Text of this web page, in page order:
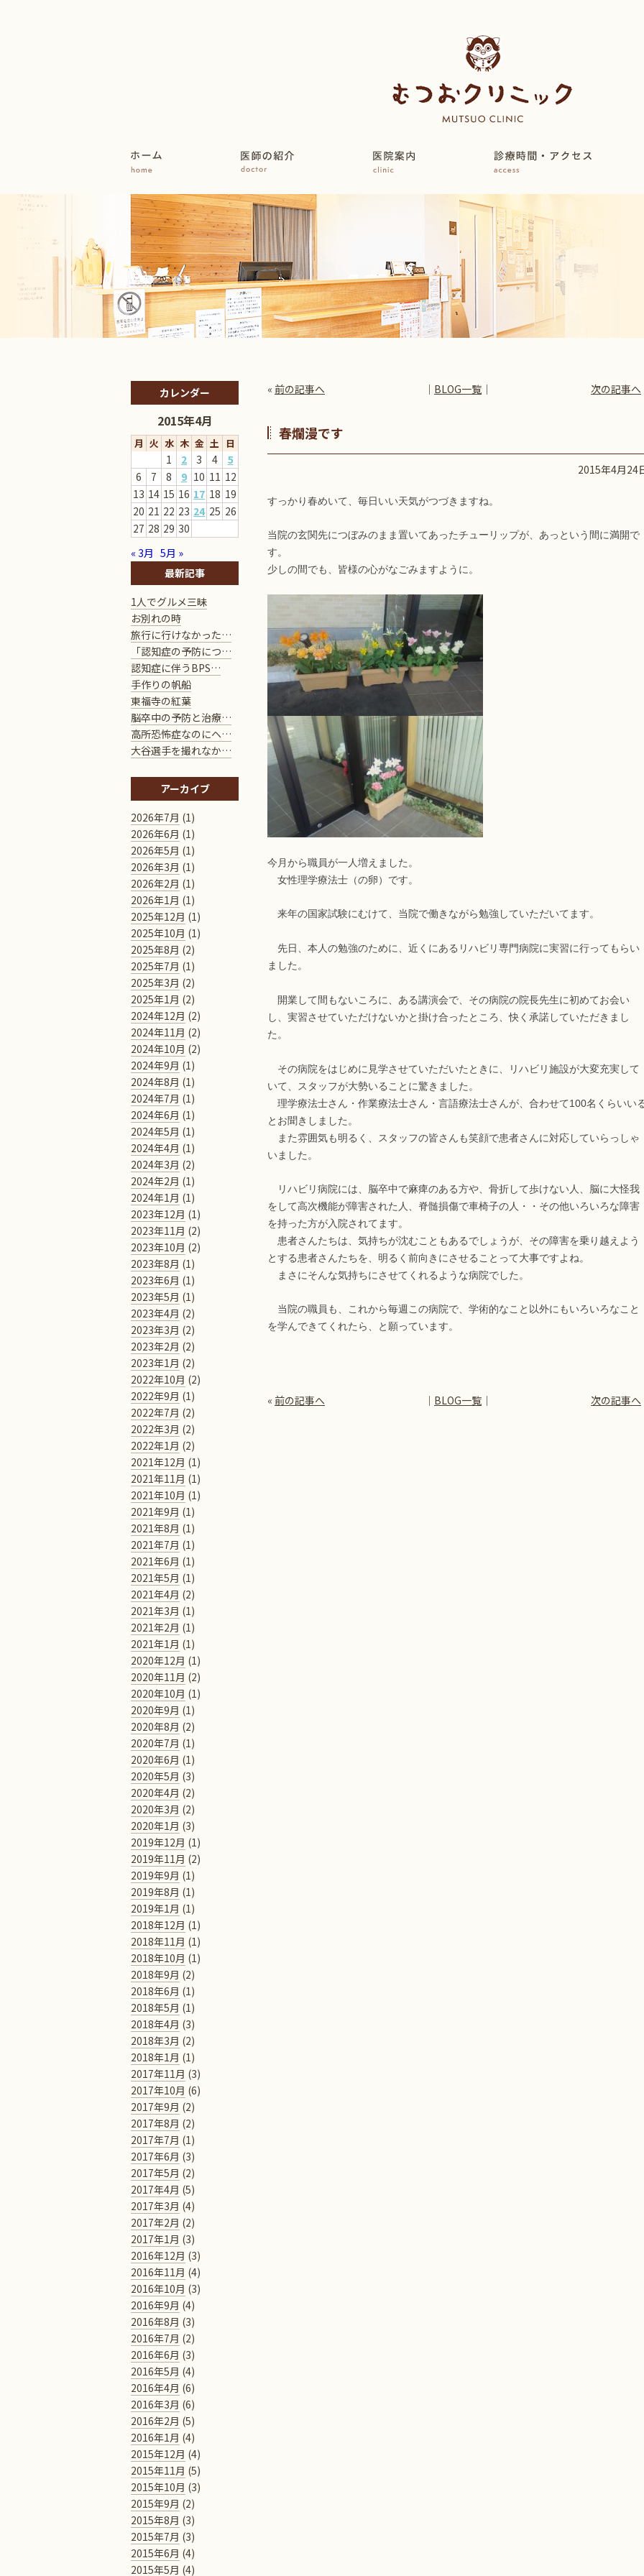
« 前の記事へ │ BLOG一覧 │ 次の記事へ
春爛漫です
2015年4月24
すっかり春めいて、毎日いい天気がつづきますね。
当院の玄関先につぼみのまま置いてあったチューリップが、あっという間に満開で
す。
少しの間でも、皆様の心がなごみますように。
今月から職員が一人増えました。
女性理学療法士（の卵）です。
来年の国家試験にむけて、当院で働きながら勉強していただいてます。
先日、本人の勉強のために、近くにあるリハビリ専門病院に実習に行ってもらい
ました。
開業して間もないころに、ある講演会で、その病院の院長先生に初めてお会い
し、実習させていただけないかと掛け合ったところ、快く承諾していただきまし
た。
その病院をはじめに見学させていただいたときに、リハビリ施設が大変充実して
いて、スタッフが大勢いることに驚きました。
理学療法士さん・作業療法士さん・言語療法士さんが、合わせて100名くらいい
とお聞きしました。
また雰囲気も明るく、スタッフの皆さんも笑顔で患者さんに対応していらっしゃ
いました。
リハビリ病院には、脳卒中で麻痺のある方や、骨折して歩けない人、脳に大怪我
をして高次機能が障害された人、脊髄損傷で車椅子の人・・その他いろいろな障害
を持った方が入院されてます。
患者さんたちは、気持ちが沈むこともあるでしょうが、その障害を乗り越えよう
とする患者さんたちを、明るく前向きにさせることって大事ですよね。
まさにそんな気持ちにさせてくれるような病院でした。
当院の職員も、これから毎週この病院で、学術的なこと以外にもいろいろなこと
を学んできてくれたら、と願っています。
« 前の記事へ │ BLOG一覧 │ 次の記事へ
カレンダー
2015年4月
月 火 水 木 金 土 日
1 2 3 4
5
6
7 8 9 10 11 12
13 14 15 16 17 18 19
20 21 22 23 24 25 26
27 28 29 30
« 3月 5月 »
最新記事
1人でグルメ三昧
お別れの時
旅行に行けなかった…
「認知症の予防につ…
認知症に伴うBPS…
手作りの帆船
東福寺の紅葉
脳卒中の予防と治療…
高所恐怖症なのにヘ…
大谷選手を撮れなか…
アーカイブ
2026年7月 (1)
2026年6月 (1)
2026年5月 (1)
2026年3月 (1)
2026年2月 (1)
2026年1月 (1)
2025年12月 (1)
2025年10月 (1)
2025年8月 (2)
2025年7月 (1)
2025年3月 (2)
2025年1月 (2)
2024年12月 (2)
2024年11月 (2)
2024年10月 (2)
2024年9月 (1)
2024年8月 (1)
2024年7月 (1)
2024年6月 (1)
2024年5月 (1)
2024年4月 (1)
2024年3月 (2)
2024年2月 (1)
2024年1月 (1)
2023年12月 (1)
2023年11月 (2)
2023年10月 (2)
2023年8月 (1)
2023年6月 (1)
2023年5月 (1)
2023年4月 (2)
2023年3月 (2)
2023年2月 (2)
2023年1月 (2)
2022年10月 (2)
2022年9月 (1)
2022年7月 (2)
2022年3月 (2)
2022年1月 (2)
2021年12月 (1)
2021年11月 (1)
2021年10月 (1)
2021年9月 (1)
2021年8月 (1)
2021年7月 (1)
2021年6月 (1)
2021年5月 (1)
2021年4月 (2)
2021年3月 (1)
2021年2月 (1)
2021年1月 (1)
2020年12月 (1)
2020年11月 (2)
2020年10月 (1)
2020年9月 (1)
2020年8月 (2)
2020年7月 (1)
2020年6月 (1)
2020年5月 (3)
2020年4月 (2)
2020年3月 (2)
2020年1月 (3)
2019年12月 (1)
2019年11月 (2)
2019年9月 (1)
2019年8月 (1)
2019年1月 (1)
2018年12月 (1)
2018年11月 (1)
2018年10月 (1)
2018年9月 (2)
2018年6月 (1)
2018年5月 (1)
2018年4月 (3)
2018年3月 (2)
2018年1月 (1)
2017年11月 (3)
2017年10月 (6)
2017年9月 (2)
2017年8月 (2)
2017年7月 (1)
2017年6月 (3)
2017年5月 (2)
2017年4月 (5)
2017年3月 (4)
2017年2月 (2)
2017年1月 (3)
2016年12月 (3)
2016年11月 (4)
2016年10月 (3)
2016年9月 (4)
2016年8月 (3)
2016年7月 (2)
2016年6月 (3)
2016年5月 (4)
2016年4月 (6)
2016年3月 (6)
2016年2月 (5)
2016年1月 (4)
2015年12月 (4)
2015年11月 (5)
2015年10月 (3)
2015年9月 (2)
2015年8月 (3)
2015年7月 (3)
2015年6月 (4)
2015年5月 (4)